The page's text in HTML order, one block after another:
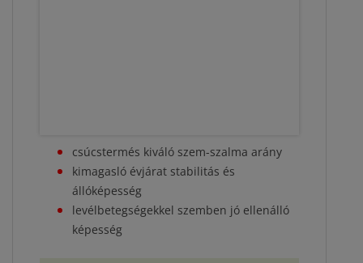
csúcstermés kiváló szem-szalma arány
kimagasló évjárat stabilitás és
állóképesség
levélbetegségekkel szemben jó ellenálló
képesség